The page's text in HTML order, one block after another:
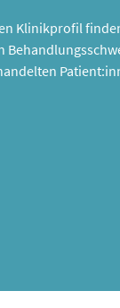
Klinikprofil